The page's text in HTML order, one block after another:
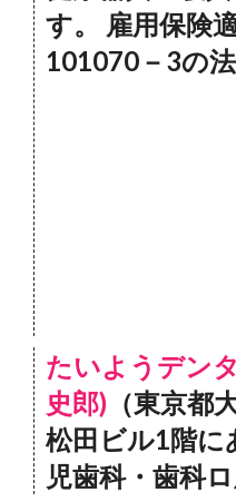
す。 雇用保険
101070－3の法
たいようデン
史郎) （東京都
松田ビル1階に
児歯科・歯科